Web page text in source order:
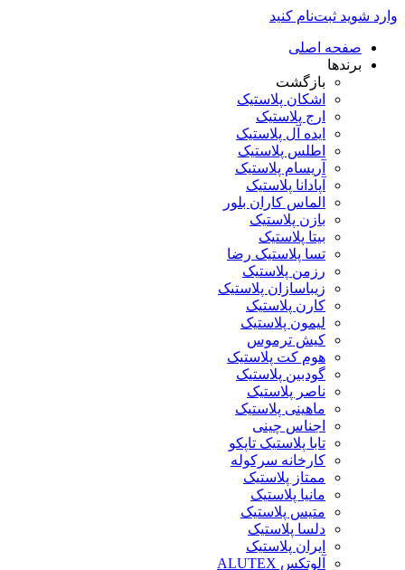
وارد شوید ثبت‌نام کنید
صفحه اصلی
برندها
بازگشت
اشکان پلاستیک
ارج پلاستیک
ایده آل پلاستیک
اطلس پلاستیک
آریسام پلاستیک
آپادانا پلاستیک
الماس کاران بلور
بازن پلاستیک
بیتا پلاستیک
تسا پلاستیک رضا
رزمن پلاستیک
زیباسازان پلاستیک
کارن پلاستیک
لیمون پلاستیک
کیش ترموس
هوم کت پلاستیک
گودبین پلاستیک
ناصر پلاستیک
ماهینی پلاستیک
اجناس چینی
تابا پلاستیک تاپکو
کارخانه سرکوله
ممتاز پلاستیک
مانیا پلاستیک
متیس پلاستیک
دلسا پلاستیک
ایران پلاستیک
آلوتکس ALUTEX